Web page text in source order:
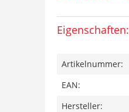
Eigenschaften:
Artikelnummer:
EAN:
Hersteller: